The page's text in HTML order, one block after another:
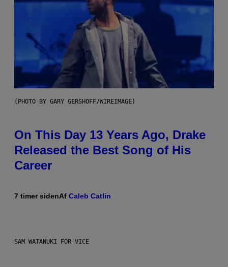
(PHOTO BY GARY GERSHOFF/WIREIMAGE)
On This Day 13 Years Ago, Drake
Released the Best Song of His
Career
7 timer sidenAf Caleb Catlin
SAM WATANUKI FOR VICE